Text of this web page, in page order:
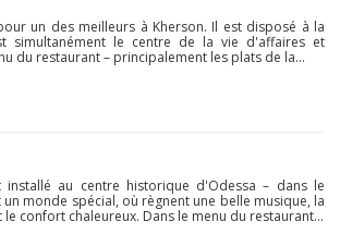
un des meilleurs à Kherson. Il est disposé à la
simultanément le centre de la vie d'affaires et
du restaurant – principalement les plats de la...
installé au centre historique d'Odessa – dans le
monde spécial, où règnent une belle musique, la
confort chaleureux. Dans le menu du restaurant...